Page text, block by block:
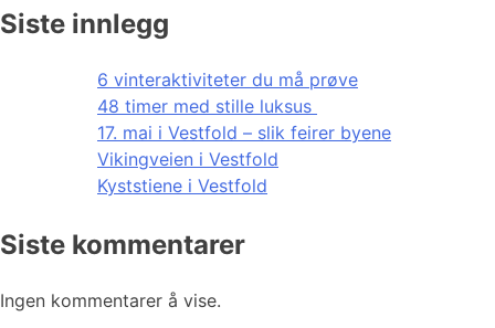
Siste innlegg
6 vinteraktiviteter du må prøve
48 timer med stille luksus
17. mai i Vestfold – slik feirer byene
Vikingveien i Vestfold
Kyststiene i Vestfold
Siste kommentarer
Ingen kommentarer å vise.